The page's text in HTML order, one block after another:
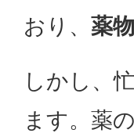
おり、 薬
しかし、
ます。薬